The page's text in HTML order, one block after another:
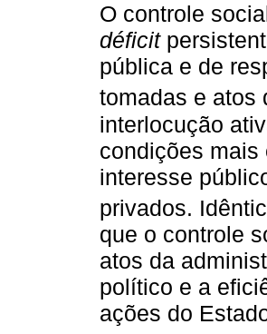
O controle
déficit
pública e de
tomadas e atos
interlocução
condições mais
interesse
privados.
que o controle
atos da
político e a
ações do